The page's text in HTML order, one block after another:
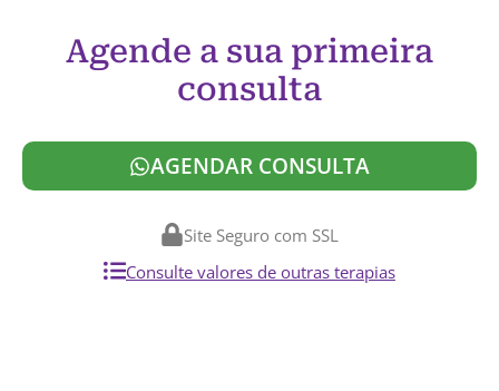
Agende a sua primeira
consulta
AGENDAR CONSULTA
Site Seguro com SSL
Consulte valores de outras terapias